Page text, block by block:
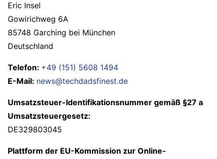
Eric Insel
Gowirichweg 6A
85748 Garching bei München
Deutschland
Telefon: +49 (151) 5608 1494
E-Mail: news@techdadsfinest.de
Umsatzsteuer-Identifikationsnummer gemäß §27 a
Umsatzsteuergesetz:
DE329803045
Plattform der EU-Kommission zur Online-